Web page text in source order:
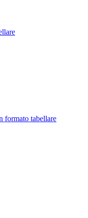
formato tabellare